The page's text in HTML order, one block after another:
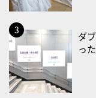
・食育の日
2026/08/21(金)
・治療アプリの日
・献血の日
2026/08/22(土)
ダ
っ